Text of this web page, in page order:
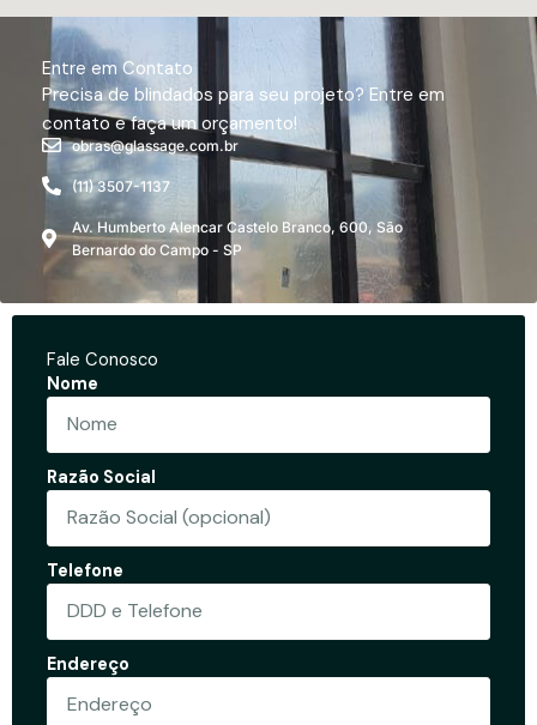
Entre em Contato
Precisa de blindados para seu projeto? Entre em
contato e faça um orçamento!
obras@glassage.com.br
(11) 3507-1137
Av. Humberto Alencar Castelo Branco, 600, São
Bernardo do Campo - SP
Fale Conosco
Nome
Razão Social
Telefone
Endereço